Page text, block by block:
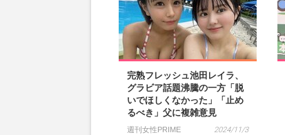
完熟フレッシュ池田レイラ、
グラビア話題沸騰の一方「脱
いでほしくなかった」「止め
るべき」父に複雑意見
週刊女性PRIME 2024/11/3